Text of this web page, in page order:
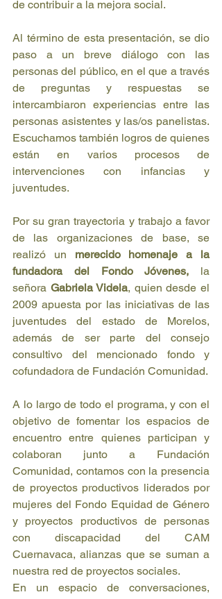
de contribuir a la mejora social.
Al término de esta presentación, se dio
paso a un breve diálogo con las
personas del público, en el que a través
de preguntas y respuestas se
intercambiaron experiencias entre las
personas asistentes y las/os panelistas.
Escuchamos también logros de quienes
están en varios procesos de
intervenciones con infancias y
juventudes.
Por su gran trayectoria y trabajo a favor
de las organizaciones de base, se
realizó un merecido homenaje a la
fundadora del Fondo Jóvenes, la
señora Gabriela Videla, quien desde el
2009 apuesta por las iniciativas de las
juventudes del estado de Morelos,
además de ser parte del consejo
consultivo del mencionado fondo y
cofundadora de Fundación Comunidad.
A lo largo de todo el programa, y con el
objetivo de fomentar los espacios de
encuentro entre quienes participan y
colaboran junto a Fundación
Comunidad, contamos con la presencia
de proyectos productivos liderados por
mujeres del Fondo Equidad de Género
y proyectos productivos de personas
con discapacidad del CAM
Cuernavaca, alianzas que se suman a
nuestra red de proyectos sociales.
En un espacio de conversaciones,